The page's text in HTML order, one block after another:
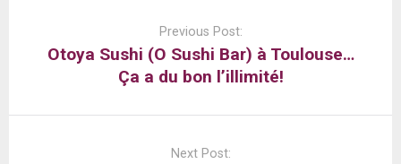
Previous Post:
Otoya Sushi (O Sushi Bar) à Toulouse…
Ça a du bon l’illimité!
Next Post: